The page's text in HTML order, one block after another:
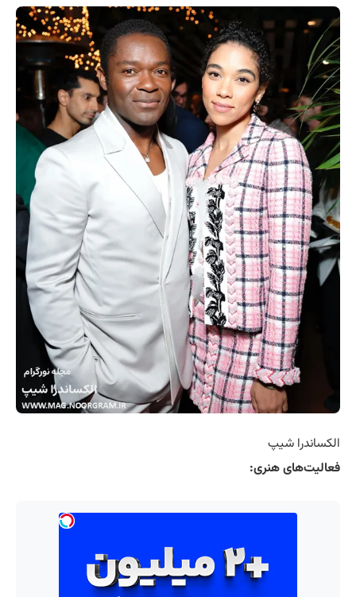
الکساندرا شیپ
فعالیت‌های هنری: